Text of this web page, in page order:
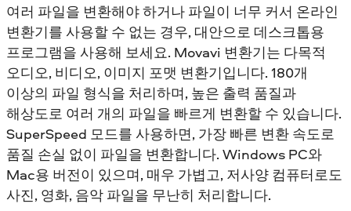
여러 파일을 변환해야 하거나 파일이 너무 커서 온라인
변환기를 사용할 수 없는 경우, 대안으로 데스크톱용
프로그램을 사용해 보세요. Movavi 변환기는 다목적
오디오, 비디오, 이미지 포맷 변환기입니다. 180개
이상의 파일 형식을 처리하며, 높은 출력 품질과
해상도로 여러 개의 파일을 빠르게 변환할 수 있습니다.
SuperSpeed 모드를 사용하면, 가장 빠른 변환 속도로
품질 손실 없이 파일을 변환합니다. Windows PC와
Mac용 버전이 있으며, 매우 가볍고, 저사양 컴퓨터로도
사진, 영화, 음악 파일을 무난히 처리합니다.